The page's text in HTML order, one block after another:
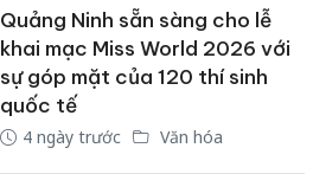
Quảng Ninh sẵn sàng cho lễ
khai mạc Miss World 2026 với
sự góp mặt của 120 thí sinh
quốc tế
4 ngày trước Văn hóa